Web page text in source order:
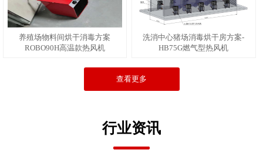
养殖场物料间烘干消毒方案
ROBO90H高温款热风机
洗消中心猪场消毒烘干房方案-
HB75G燃气型热风机
查看更多
行业资讯